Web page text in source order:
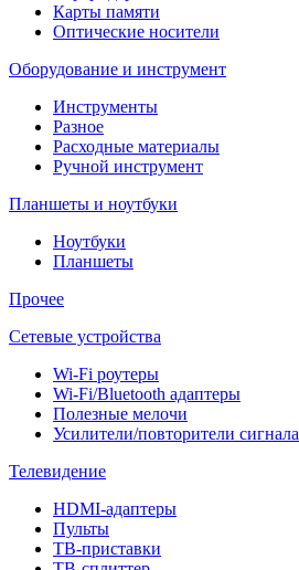
Карты памяти
Оптические носители
Оборудование и инструмент
Инструменты
Разное
Расходные материалы
Ручной инструмент
Планшеты и ноутбуки
Ноутбуки
Планшеты
Прочее
Сетевые устройства
Wi-Fi роутеры
Wi-Fi/Bluetooth адаптеры
Полезные мелочи
Усилители/повторители сигнала
Телевидение
HDMI-адаптеры
Пульты
ТВ-приставки